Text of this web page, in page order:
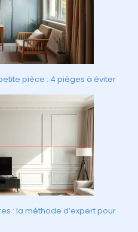
pièce : 4 pièges à éviter
: la méthode d’expert pour